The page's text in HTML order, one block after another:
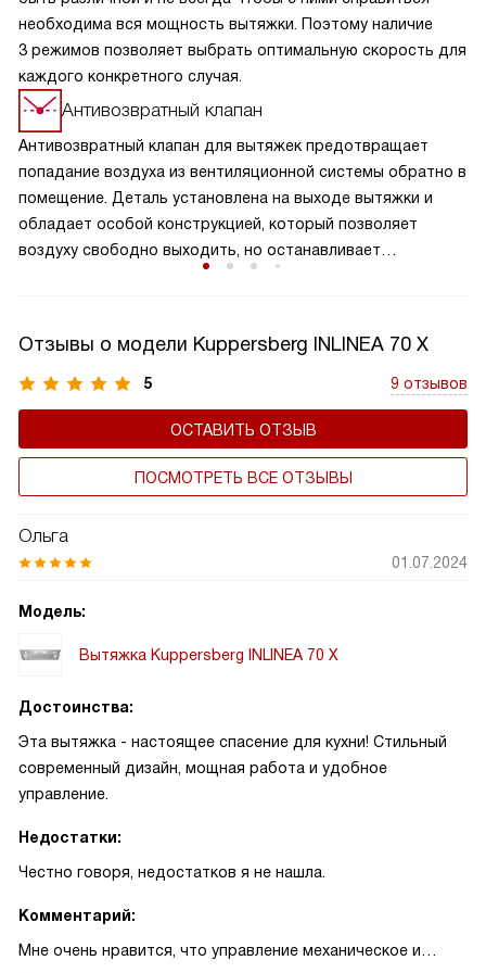
необходима вся мощность вытяжки. Поэтому наличие
3 режимов позволяет выбрать оптимальную скорость для
каждого конкретного случая.
Антивозвратный клапан
Антивозвратный клапан для вытяжек предотвращает
попадание воздуха из вентиляционной системы обратно в
помещение. Деталь установлена на выходе вытяжки и
обладает особой конструкцией, который позволяет
воздуху свободно выходить, но останавливает
поддерживает чистоту воздуха на вашей кухне. Это
важный элемент вытяжки, который способствует
сохранению здорового микроклимата в комнате,
продляет срок службы устройства, а также не дает
попадать внутрь холодному воздуху.
Отзывы о модели Kuppersberg INLINEA 70 X
5 9 отзывов
ОСТАВИТЬ ОТЗЫВ
ПОСМОТРЕТЬ ВСЕ ОТЗЫВЫ
Ольга
01.07.2024
Модель:
Вытяжка Kuppersberg INLINEA 70 X
Достоинства:
Эта вытяжка - настоящее спасение для кухни! Стильный
современный дизайн, мощная работа и удобное
управление.
Недостатки:
Честно говоря, недостатков я не нашла.
Комментарий:
Мне очень нравится, что управление механическое и